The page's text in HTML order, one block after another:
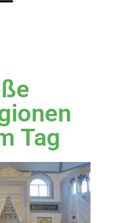
Tag